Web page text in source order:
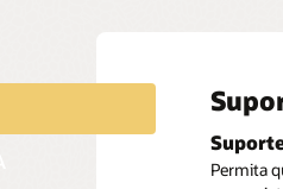
Permita
Capacite
Poupe